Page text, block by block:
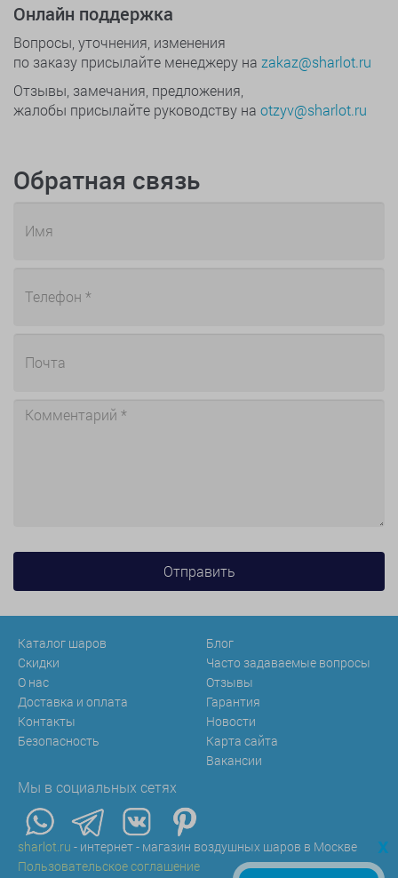
Онлайн поддержка
Вопросы, уточнения, изменения
по заказу присылайте менеджеру на zakaz@sharlot.ru
Отзывы, замечания, предложения,
жалобы присылайте руководству на otzyv@sharlot.ru
Обратная связь
Каталог шаров
Скидки
О нас
Доставка и оплата
Контакты
Безопасность
Блог
Часто задаваемые вопросы
Отзывы
Гарантия
Новости
Карта сайта
Вакансии
Мы в социальных сетях
sharlot.ru - интернет - магазин воздушных шаров в Москве
Пользовательское соглашение
x